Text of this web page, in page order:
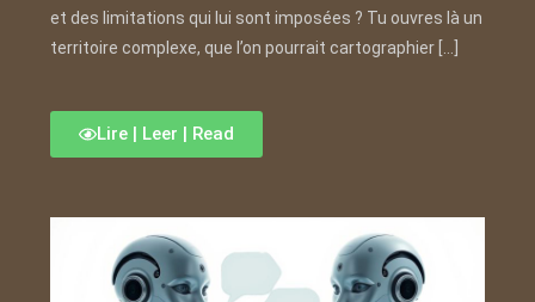
et des limitations qui lui sont imposées ? Tu ouvres là un
territoire complexe, que l’on pourrait cartographier […]
Lire | Leer | Read